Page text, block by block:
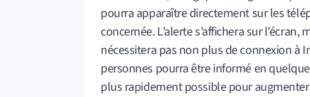
pourra apparaître directement sur les
concernée. L’alerte s’affichera sur
nécessitera pas non plus de connexion à
personnes pourra être informé en
plus rapidement possible pour